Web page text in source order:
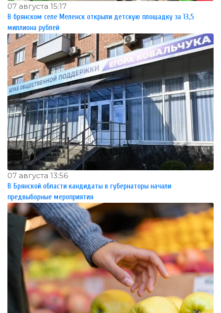
07 августа 15:17
В брянском селе Меленск открыли детскую площадку за 13,5
миллиона рублей
07 августа 13:56
В Брянской области кандидаты в губернаторы начали
предвыборные мероприятия